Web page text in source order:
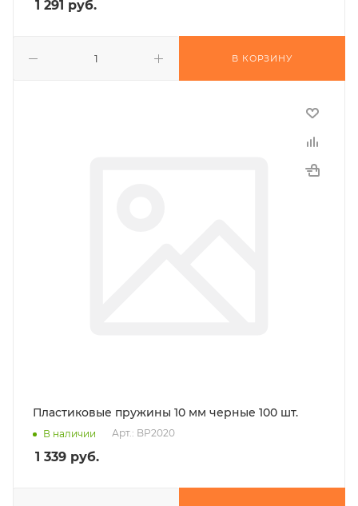
1 291 руб.
В КОРЗИНУ
Пластиковые пружины 10 мм черные 100 шт.
В наличии Арт.: BP2020
1 339 руб.